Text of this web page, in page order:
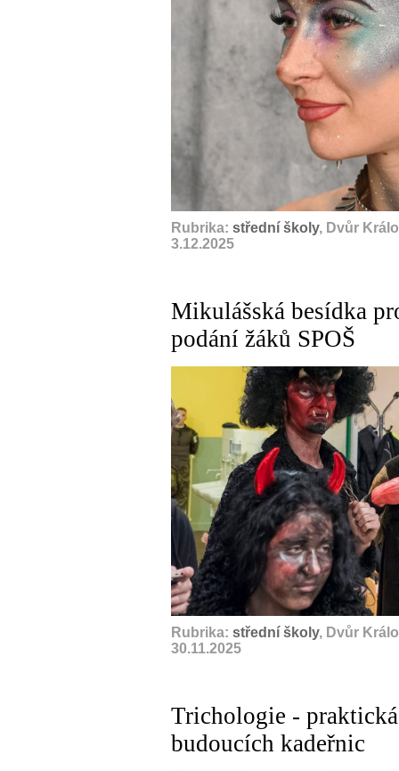
Rubrika: střední školy, Dvůr
3.12.2025
Mikulášská besídka
podání žáků SPOŠ
Rubrika: střední školy, Dvůr
30.11.2025
Trichologie -
budoucích kadeřnic